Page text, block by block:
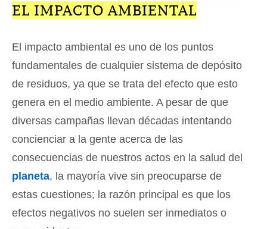
EL IMPACTO AMBIENTAL
El impacto ambiental es uno de los puntos
fundamentales de cualquier sistema de depósito
de residuos, ya que se trata del efecto que esto
genera en el medio ambiente. A pesar de que
diversas campañas llevan décadas intentando
concienciar a la gente acerca de las
consecuencias de nuestros actos en la salud del
planeta, la mayoría vive sin preocuparse de
estas cuestiones; la razón principal es que los
efectos negativos no suelen ser inmediatos o